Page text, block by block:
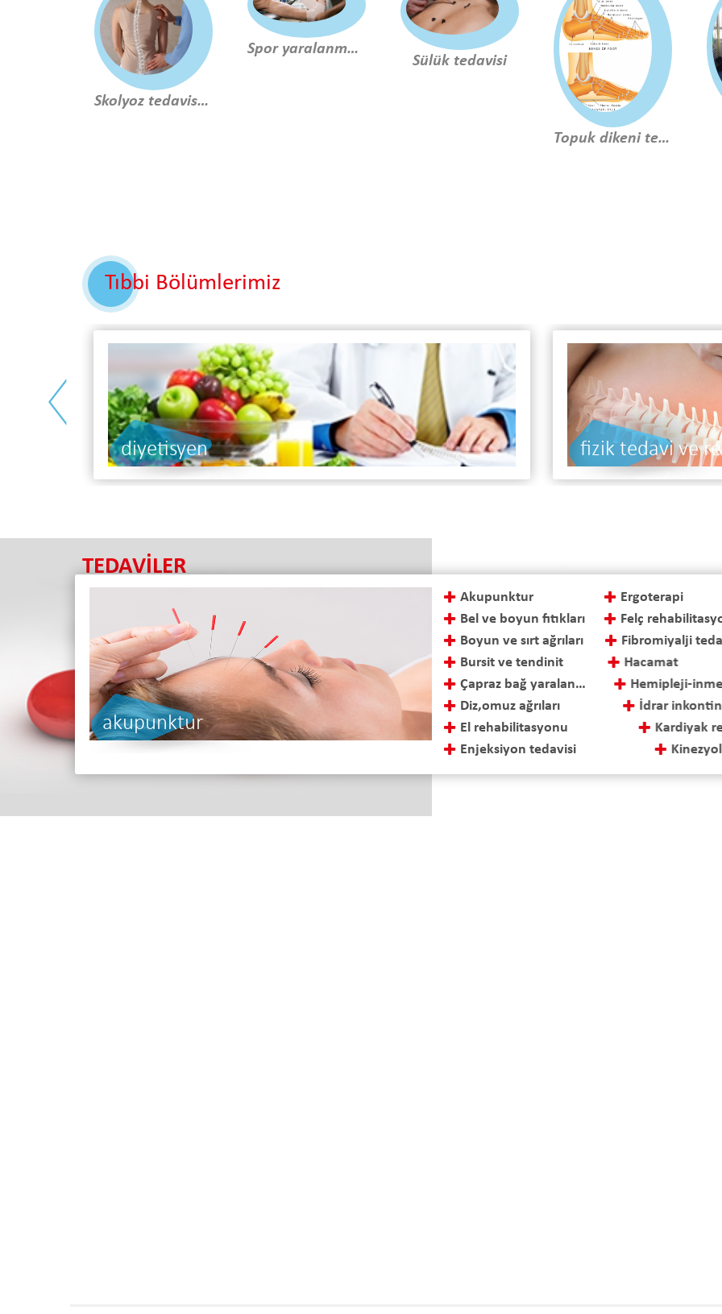
Skolyoz tedavisinde 3 boyutlu schroth metodu
Spor yaralanmaları rehabilitasyonu
Sülük tedavisi
Topuk dikeni tedavisi
Tıbbi Bölümlerimiz
diyetisyen fizik tedavi ve
<
TEDAVİLER
akupunktur
Akupunktur
Bel ve boyun fıtıkları
Boyun ve sırt ağrıları
Bursit ve tendinit
Çapraz bağ yaralanmaları ve tedavisi
Diz,omuz ağrıları
El rehabilitasyonu
Enjeksiyon tedavisi
Ergoterapi
Felç
Fibromiyalji
Hacamat
Hemipleji-inme
İdrar
Kardiyak
Kinezyolojik